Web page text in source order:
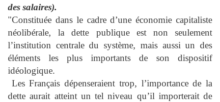
des salaires).
"Constituée dans le cadre d’une économie capitaliste
néolibérale, la dette publique est non seulement
l’institution centrale du système, mais aussi un des
éléments les plus importants de son dispositif
idéologique.
Les Français dépenseraient trop, l’importance de la
dette aurait atteint un tel niveau qu’il importerait de